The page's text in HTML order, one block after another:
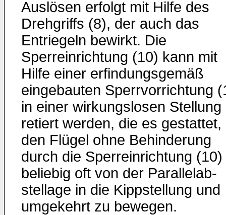
Auslösen erfolgt mit Hilfe des
Drehgriffs (8), der auch das
Entriegeln bewirkt. Die
Sperreinrichtung (10) kann mit
Hilfe einer erfindungsgemäß
einge­bauten Sperrvorrichtung
in einer wirkungslosen
retiert werden, die es gestattet,
den Flügel ohne Behinderung
durch die Sperreinrichtung (10)
beliebig oft von der Parallelab­
stellage in die Kippstellung und
umgekehrt zu bewegen.